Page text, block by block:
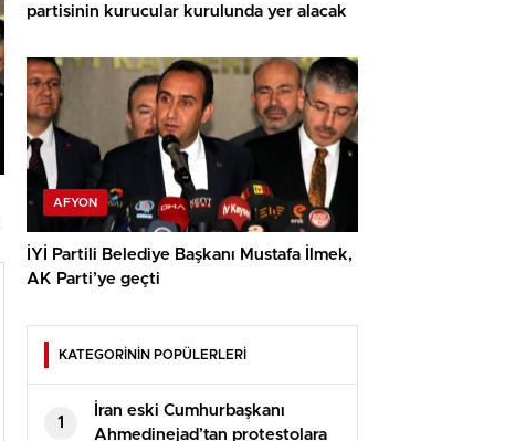
partisinin kurucular kurulunda yer alacak
AFYON
İYİ Partili Belediye Başkanı Mustafa İlmek,
AK Parti’ye geçti
KATEGORİNİN POPÜLERLERİ
1
İran eski Cumhurbaşkanı
Ahmedinejad’tan protestolara